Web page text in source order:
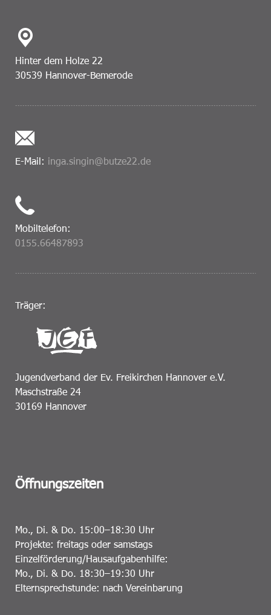
Hinter dem Holze 22
30539 Hannover-Bemerode
E-Mail: inga.singin@butze22.de
Mobiltelefon:
0155.66487893
Träger:
Jugendverband der Ev. Freikirchen Hannover e.V.
Maschstraße 24
30169 Hannover
Öffnungszeiten
Mo., Di. & Do. 15:00–18:30 Uhr
Projekte: freitags oder samstags
Einzelförderung/Hausaufgabenhilfe:
Mo., Di. & Do. 18:30–19:30 Uhr
Elternsprechstunde: nach Vereinbarung